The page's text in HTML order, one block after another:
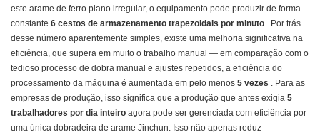
este arame de ferro plano irregular, o equipamento pode produzir de forma
constante 6 cestos de armazenamento trapezoidais por minuto . Por trás
desse número aparentemente simples, existe uma melhoria significativa na
eficiência, que supera em muito o trabalho manual — em comparação com o
tedioso processo de dobra manual e ajustes repetidos, a eficiência do
processamento da máquina é aumentada em pelo menos 5 vezes . Para as
empresas de produção, isso significa que a produção que antes exigia 5
trabalhadores por dia inteiro agora pode ser gerenciada com eficiência por
uma única dobradeira de arame Jinchun. Isso não apenas reduz